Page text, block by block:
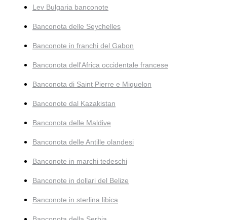
Lev Bulgaria banconote
Banconota delle Seychelles
Banconote in franchi del Gabon
Banconota dell'Africa occidentale francese
Banconota di Saint Pierre e Miquelon
Banconote dal Kazakistan
Banconota delle Maldive
Banconota delle Antille olandesi
Banconote in marchi tedeschi
Banconote in dollari del Belize
Banconote in sterlina libica